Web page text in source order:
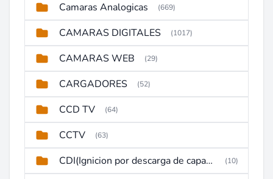
Camaras Analogicas (669)
CAMARAS DIGITALES (1017)
CAMARAS WEB (29)
CARGADORES (52)
CCD TV (64)
CCTV (63)
CDI(Ignicion por descarga de capacitor) (10)